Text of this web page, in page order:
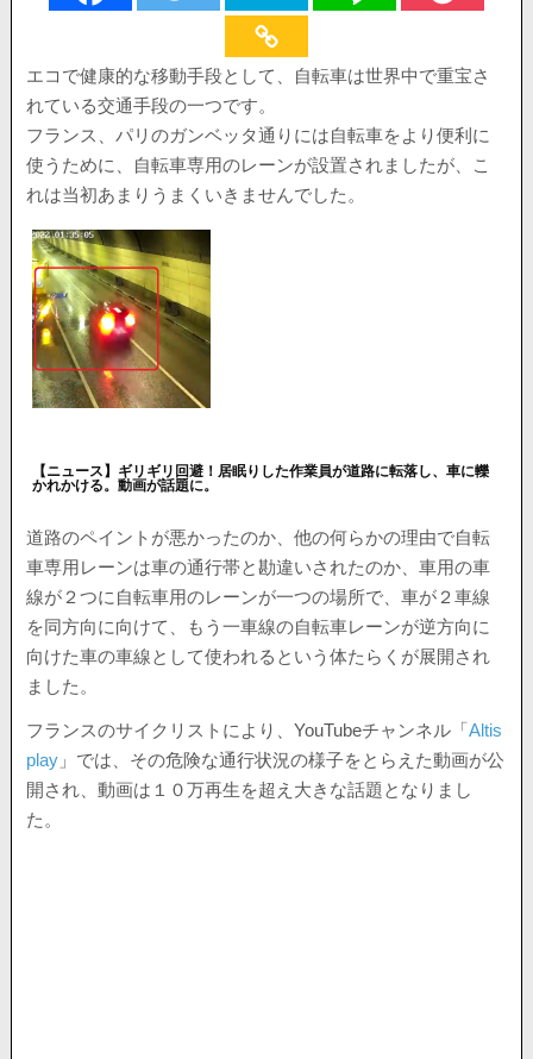
エコで健康的な移動手段として、自転車は世界中で重宝さ
れている交通手段の一つです。
フランス、パリのガンベッタ通りには自転車をより便利に
使うために、自転車専用のレーンが設置されましたが、こ
れは当初あまりうまくいきませんでした。
【ニュース】ギリギリ回避！居眠りした作業員が道路に転落し、車に轢
かれかける。動画が話題に。
道路のペイントが悪かったのか、他の何らかの理由で自転
車専用レーンは車の通行帯と勘違いされたのか、車用の車
線が２つに自転車用のレーンが一つの場所で、車が２車線
を同方向に向けて、もう一車線の自転車レーンが逆方向に
向けた車の車線として使われるという体たらくが展開され
ました。
フランスのサイクリストにより、YouTubeチャンネル「Altis
play 」では、その危険な通行状況の様子をとらえた動画が公
開され、動画は１０万再生を超え大きな話題となりまし
た。